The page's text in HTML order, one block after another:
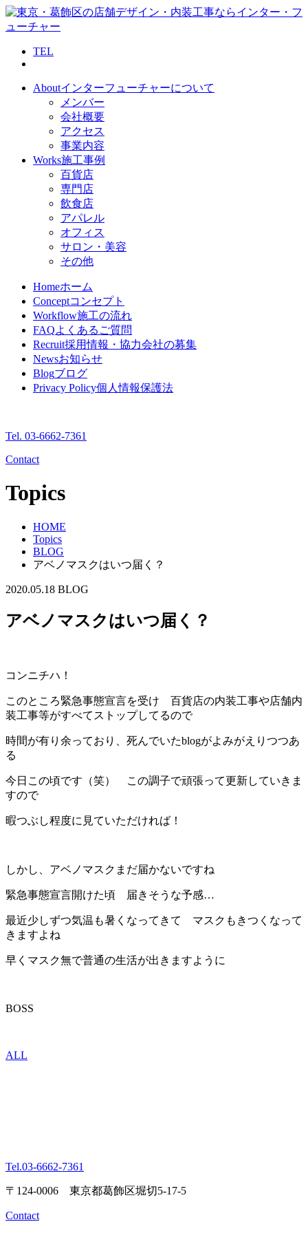
TEL
Aboutインターフューチャーについて
メンバー
会社概要
アクセス
事業内容
Works施工事例
百貨店
専門店
飲食店
アパレル
オフィス
サロン・美容
その他
Homeホーム
Conceptコンセプト
Workflow施工の流れ
FAQよくあるご質問
Recruit採用情報・協力会社の募集
Newsお知らせ
Blogブログ
Privacy Policy個人情報保護法
Tel. 03-6662-7361
Contact
Topics
HOME
Topics
BLOG
アベノマスクはいつ届く？
2020.05.18 BLOG
アベノマスクはいつ届く？
コンニチハ！
このところ緊急事態宣言を受け 百貨店の内装工事や店舗内
装工事等がすべてストップしてるので
時間が有り余っており、死んでいたblogがよみがえりつつあ
る
今日この頃です（笑） この調子で頑張って更新していきま
すので
暇つぶし程度に見ていただければ！
しかし、アベノマスクまだ届かないですね
緊急事態宣言開けた頃 届きそうな予感…
最近少しずつ気温も暑くなってきて マスクもきつくなって
きますよね
早くマスク無で普通の生活が出きますように
BOSS
ALL
Tel.03-6662-7361
〒124-0006 東京都葛飾区堀切5-17-5
Contact